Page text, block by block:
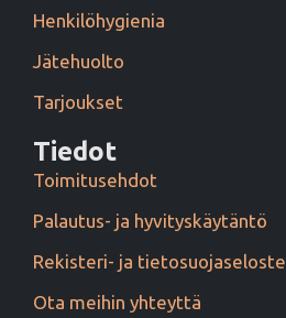
Henkilöhygienia
Jätehuolto
Tarjoukset
Tiedot
Toimitusehdot
Palautus- ja hyvityskäytäntö
Rekisteri- ja tietosuojaseloste
Ota meihin yhteyttä